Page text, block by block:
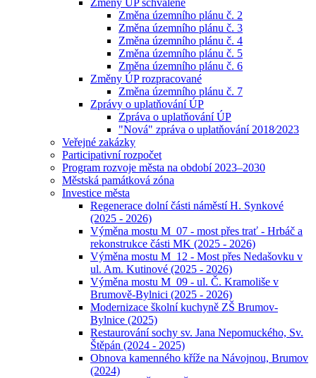
Změny ÚP schválené
Změna územního plánu č. 2
Změna územního plánu č. 3
Změna územního plánu č. 4
Změna územního plánu č. 5
Změna územního plánu č. 6
Změny ÚP rozpracované
Změna územního plánu č. 7
Zprávy o uplatňování ÚP
Zpráva o uplatňování ÚP
"Nová" zpráva o uplatňování 2018⁄2023
Veřejné zakázky
Participativní rozpočet
Program rozvoje města na období 2023–2030
Městská památková zóna
Investice města
Regenerace dolní části náměstí H. Synkové
(2025 - 2026)
Výměna mostu M_07 - most přes trať - Hrbáč a
rekonstrukce části MK (2025 - 2026)
Výměna mostu M_12 - Most přes Nedašovku v
ul. Am. Kutinové (2025 - 2026)
Výměna mostu M_09 - ul. Č. Kramoliše v
Brumově-Bylnici (2025 - 2026)
Modernizace školní kuchyně ZŠ Brumov-
Bylnice (2025)
Restaurování sochy sv. Jana Nepomuckého, Sv.
Štěpán (2024 - 2025)
Obnova kamenného kříže na Návojnou, Brumov
(2024)